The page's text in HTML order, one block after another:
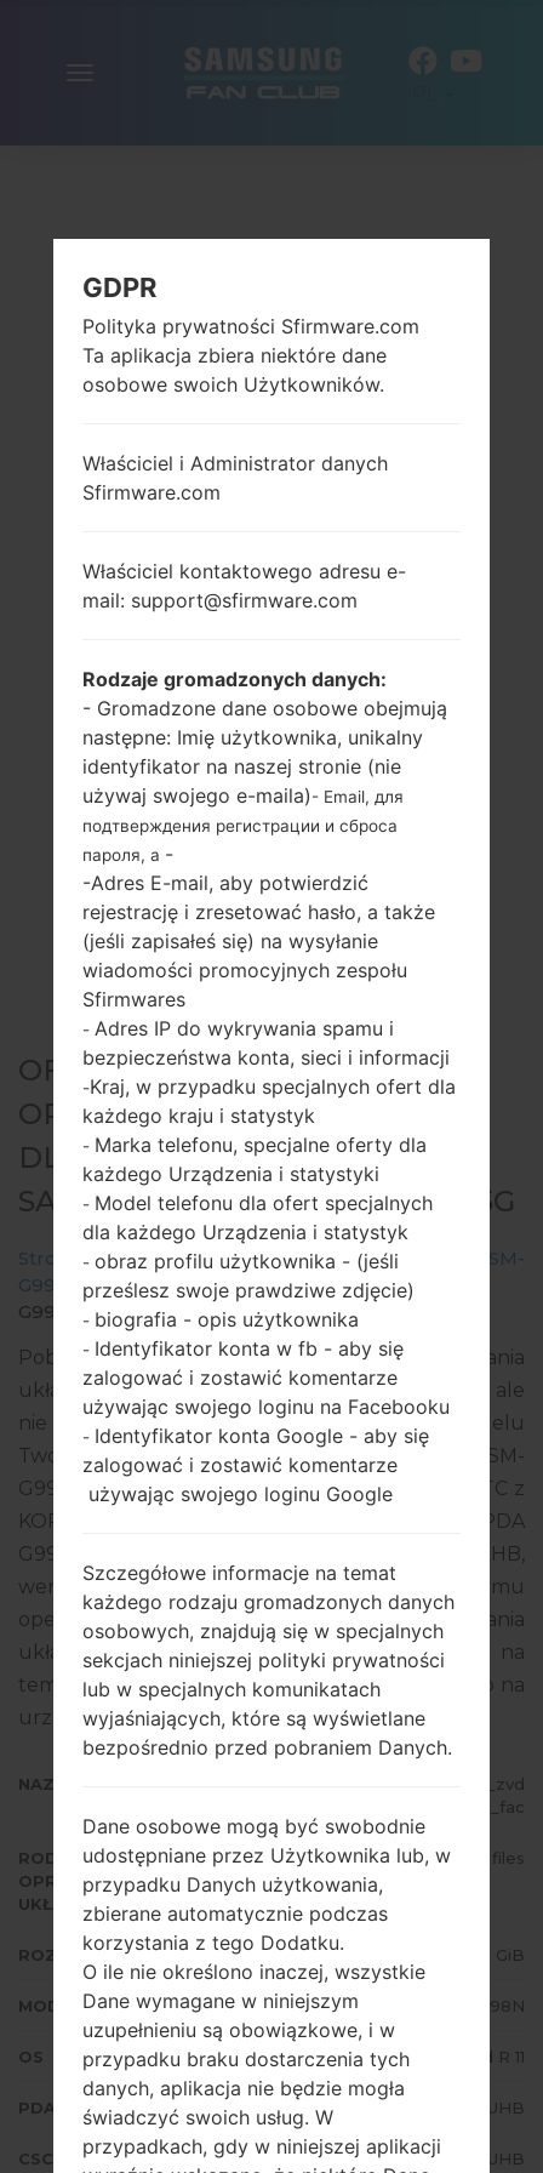
OFICJALNE
OPROGRAMOWANIE #257904
DLA: SM-G998N -
SAMSUNGGALAXY S21 ULTRA 5G
Strona startowa →Galaxy S21 Ultra 5G → SamsungSM-
G998N
→SM-
G998N_1_20210818070835_zvd5m1wt86_fac.zip
Pobierz najnowszą aktualizację oprogramowania
układowego dla Samsung Galaxy S21 Ultra 5G, ale
nie zapomnij sprawdzić, czy numer modelu
Twojego smartfona odpowiada wskazanemu SM-
G998N. Kod oprogramowania układowego to KTC z
KOREA. Produkt jest dostarczany z wersją PDA
G998NKSU3AUHB, wersja CSC G998NOKR3AUHB,
wersja MODEM G998NKOU3AUHB. Wersja systemu
operacyjnego danego oprogramowania
układowego to Android R 11. Pełny poradnik na
temat flashowania oprogramowania układowego na
urządzeniach Samsungtutaj
NAZWA PLIKU
SM-G998N_1_20210818070835_zvd
5m1wt86_fac
RODZAJ
OPROGRAMOWANIA
UKŁADOWEGO
4 files
ROZMIAR PLIKU 6.09 GiB
MODEL Samsung SM-G998N
OS Android R 11
PDA/AP WERSJA G998NKSU3AUHB
CSC WERSJA G998NOKR3AUHB
GDPR
Polityka prywatności Sfirmware.com
Ta aplikacja zbiera niektóre dane
osobowe swoich Użytkowników.
Właściciel i Administrator danych
Sfirmware.com
Właściciel kontaktowego adresu e-
mail: support@sfirmware.com
Rodzaje gromadzonych danych:
- Gromadzone dane osobowe obejmują
następne: Imię użytkownika, unikalny
identyfikator na naszej stronie (nie
używaj swojego e-maila)- Email, для
подтверждения регистрации и сброса
пароля, а -
-Adres E-mail, aby potwierdzić
rejestrację i zresetować hasło, a także
(jeśli zapisałeś się) na wysyłanie
wiadomości promocyjnych zespołu
Sfirmwares
- Adres IP do wykrywania spamu i
bezpieczeństwa konta, sieci i informacji
-Kraj, w przypadku specjalnych ofert dla
każdego kraju i statystyk
- Marka telefonu, specjalne oferty dla
każdego Urządzenia i statystyki
- Model telefonu dla ofert specjalnych
dla każdego Urządzenia i statystyk
- obraz profilu użytkownika - (jeśli
prześlesz swoje prawdziwe zdjęcie)
- biografia - opis użytkownika
- Identyfikator konta w fb - aby się
zalogować i zostawić komentarze
używając swojego loginu na Facebooku
- Identyfikator konta Google - aby się
zalogować i zostawić komentarze
używając swojego loginu Google
Szczegółowe informacje na temat
każdego rodzaju gromadzonych danych
osobowych, znajdują się w specjalnych
sekcjach niniejszej polityki prywatności
lub w specjalnych komunikatach
wyjaśniających, które są wyświetlane
bezpośrednio przed pobraniem Danych.
Dane osobowe mogą być swobodnie
udostępniane przez Użytkownika lub, w
przypadku Danych użytkowania,
zbierane automatycznie podczas
korzystania z tego Dodatku.
O ile nie określono inaczej, wszystkie
Dane wymagane w niniejszym
uzupełnieniu są obowiązkowe, i w
przypadku braku dostarczenia tych
danych, aplikacja nie będzie mogła
świadczyć swoich usług. W
przypadkach, gdy w niniejszej aplikacji